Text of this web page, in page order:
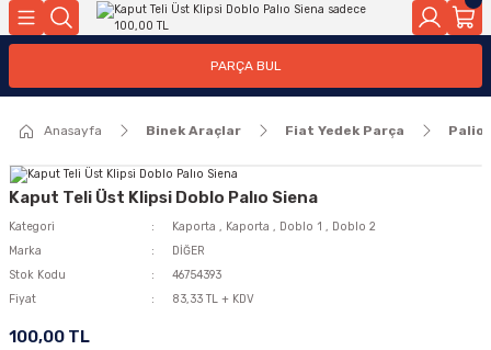
PARÇA BUL
Anasayfa Binek Araçlar Fiat Yedek Parça Palio
Kaput Teli Üst Klipsi Doblo Palıo Siena
Kategori Kaporta , Kaporta , Doblo 1 , Doblo 2
Marka
DİĞER
Stok Kodu
46754393
Fiyat
83,33 TL + KDV
100,00 TL